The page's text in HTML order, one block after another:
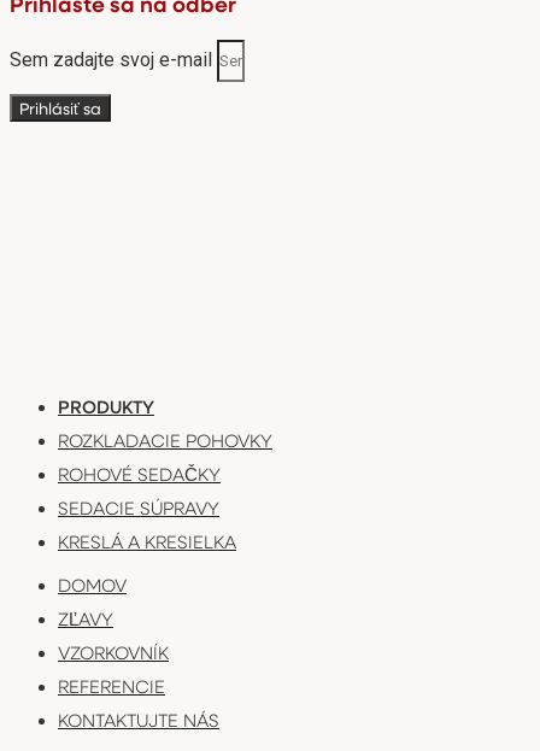
Sem zadajte svoj e-mail
Prihlásiť sa
PRODUKTY
ROZKLADACIE POHOVKY
ROHOVÉ SEDAČKY
SEDACIE SÚPRAVY
KRESLÁ A KRESIELKA
DOMOV
ZĽAVY
VZORKOVNÍK
REFERENCIE
KONTAKTUJTE NÁS